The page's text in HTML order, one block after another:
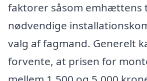
faktorer såsom emhættens
nødvendige
valg af fagmand. Generelt
forvente, at prisen for